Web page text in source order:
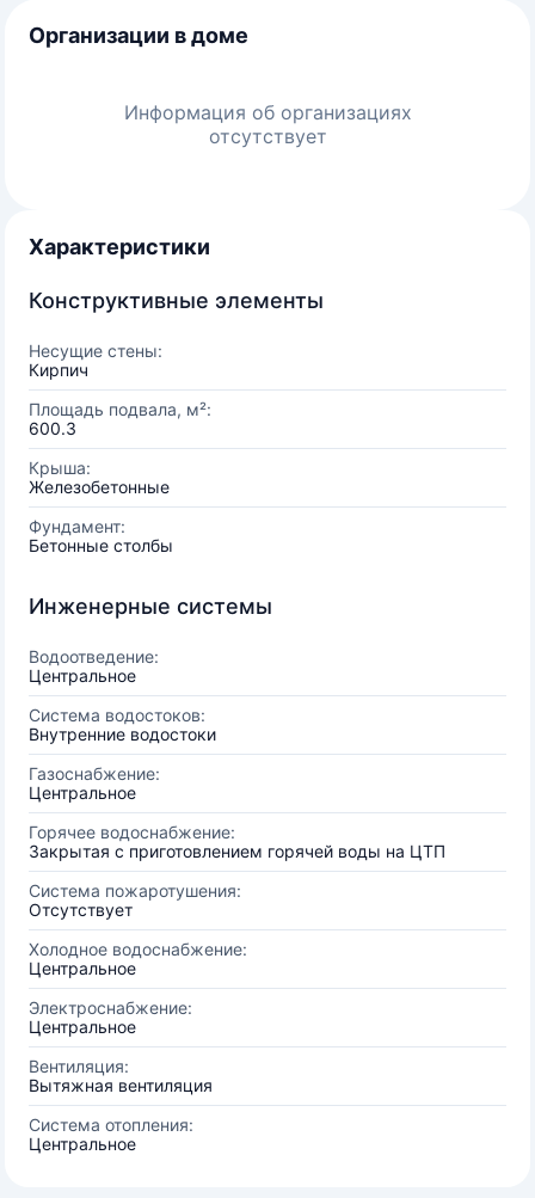
Организации в доме
Информация об организациях
отсутствует
Характеристики
Конструктивные элементы
Несущие стены:
Кирпич
Площадь подвала, м²:
600.3
Крыша:
Железобетонные
Фундамент:
Бетонные столбы
Инженерные системы
Водоотведение:
Центральное
Система водостоков:
Внутренние водостоки
Газоснабжение:
Центральное
Горячее водоснабжение:
Закрытая с приготовлением горячей воды на ЦТП
Система пожаротушения:
Отсутствует
Холодное водоснабжение:
Центральное
Электроснабжение:
Центральное
Вентиляция:
Вытяжная вентиляция
Система отопления:
Центральное